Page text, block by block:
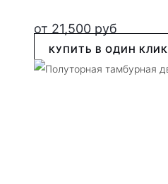
от 21,500 руб
КУПИТЬ В ОДИН КЛИК